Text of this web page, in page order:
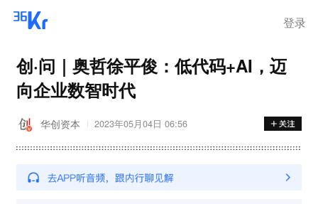
登录
创·问｜奥哲徐平俊：低代码+AI，迈
向企业数智时代
华创资本 2023年05月04日 06:56